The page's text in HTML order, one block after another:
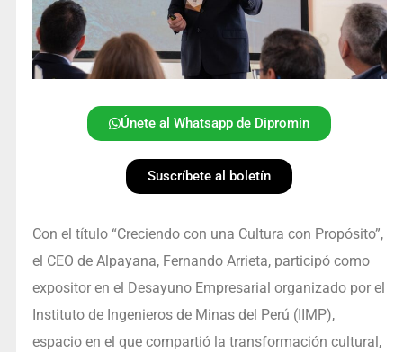
Únete al Whatsapp de Dipromin
Suscríbete al boletín
Con el título “Creciendo con una Cultura con Propósito”,
el CEO de Alpayana, Fernando Arrieta, participó como
expositor en el Desayuno Empresarial organizado por el
Instituto de Ingenieros de Minas del Perú (IIMP),
espacio en el que compartió la transformación cultural,